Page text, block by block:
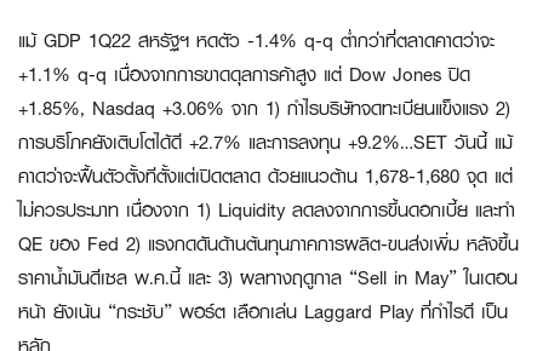
แม้ GDP 1Q22 สหรัฐฯ หดตัว -1.4% q-q ต่ำกว่าที่ตลาดคาดว่าจะ
+1.1% q-q เนื่องจากการขาดดุลการค้าสูง แต่ Dow Jones ปิด
+1.85%, Nasdaq +3.06% จาก 1) กำไรบริษัทจดทะเบียนแข็งแรง 2)
การบริโภคยังเติบโตได้ดี +2.7% และการลงทุน +9.2%…SET วันนี้ แม้
คาดว่าจะฟื้นตัวตั้งทีตั้งแต่เปิดตลาด ด้วยแนวต้าน 1,678-1,680 จุด แต่
ไม่ควรประมาท เนื่องจาก 1) Liquidity ลดลงจากการขึ้นดอกเบี้ย และทำ
QE ของ Fed 2) แรงกดดันด้านต้นทุนภาคการผลิต-ขนส่งเพิ่ม หลังขึ้น
ราคาน้ำมันดีเซล พ.ค.นี้ และ 3) ผลทางฤดูกาล “Sell in May” ในเดอน
หน้า ยังเน้น “กระชับ” พอร์ต เลือกเล่น Laggard Play ที่กำไรดี เป็น